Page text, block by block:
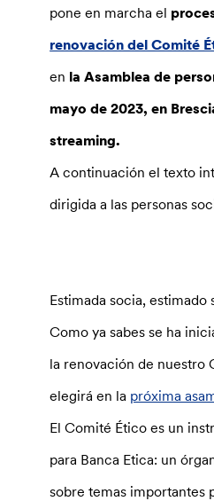
pone en marcha el
renovación del Comité
en la Asamblea de
mayo de 2023, en
streaming.
A continuación el texto
dirigida a las personas
Estimada socia, estimado
Como ya sabes se ha
la renovación de nuestro
elegirá en la próxima
El Comité Ético es un
para Banca Etica: un
sobre temas importantes